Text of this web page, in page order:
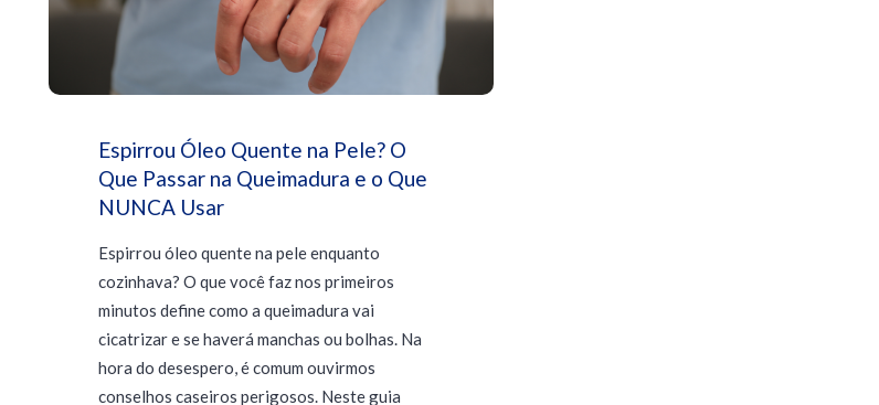
Espirrou Óleo Quente na Pele? O
Que Passar na Queimadura e o Que
NUNCA Usar
Espirrou óleo quente na pele enquanto
cozinhava? O que você faz nos primeiros
minutos define como a queimadura vai
cicatrizar e se haverá manchas ou bolhas. Na
hora do desespero, é comum ouvirmos
conselhos caseiros perigosos. Neste guia